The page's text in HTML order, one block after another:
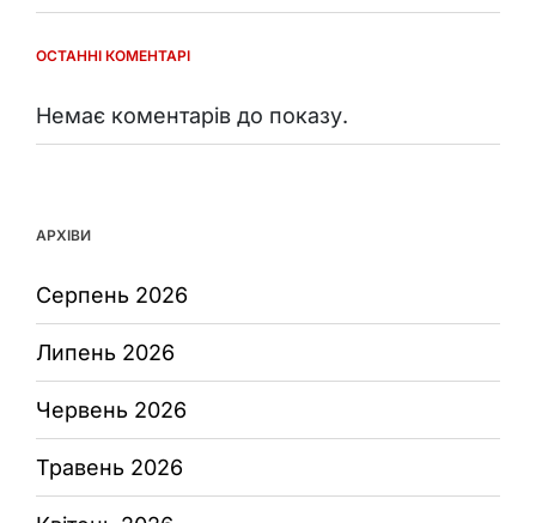
ОСТАННІ КОМЕНТАРІ
Немає коментарів до показу.
АРХІВИ
Серпень 2026
Липень 2026
Червень 2026
Травень 2026